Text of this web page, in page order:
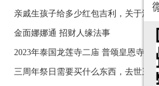
运财富
亲戚生孩子给多少红包吉利，关于添丁
风水讲究
金面娜娜通 招财人缘法事
2023年泰国龙莲寺二庙 普颂皇恩寺化
贵人 补财库 佛历2566年
三周年祭日需要买什么东西，去世三